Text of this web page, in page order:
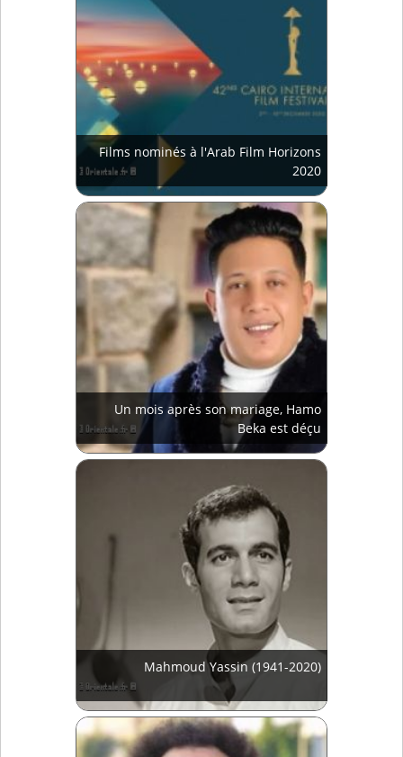
Films nominés à l'Arab Film Horizons
2020
Un mois après son mariage, Hamo
Beka est déçu
Mahmoud Yassin (1941-2020)